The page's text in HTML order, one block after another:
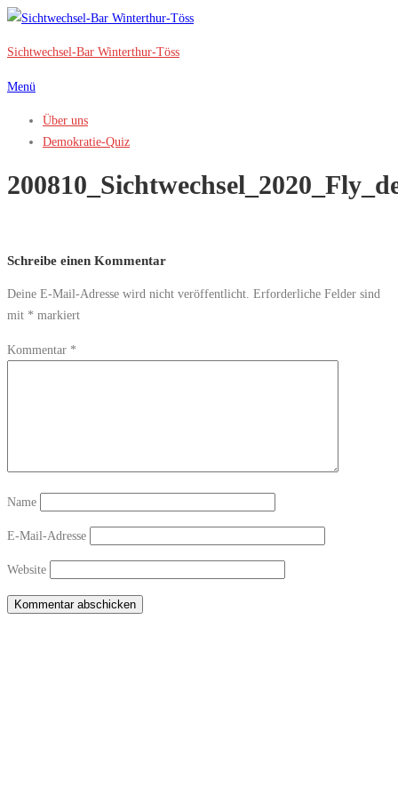
Zum
springen
Sichtwechsel-Bar Winterthur-Töss
Menü
Über uns
Demokratie-Quiz
Schreibe einen Kommentar
Deine E-Mail-Adresse wird nicht veröffentlicht. Erforderliche Felder sind
mit * markiert
Kommentar *
Name
E-Mail-Adresse
Website